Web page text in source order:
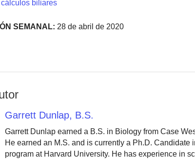
biliares
SEMANAL: 28 de abril de 2020
Garrett Dunlap, B.S.
Garrett Dunlap earned a B.S. in Biology from Case
He earned an M.S. and is currently a Ph.D.
program at Harvard University. He has experience in